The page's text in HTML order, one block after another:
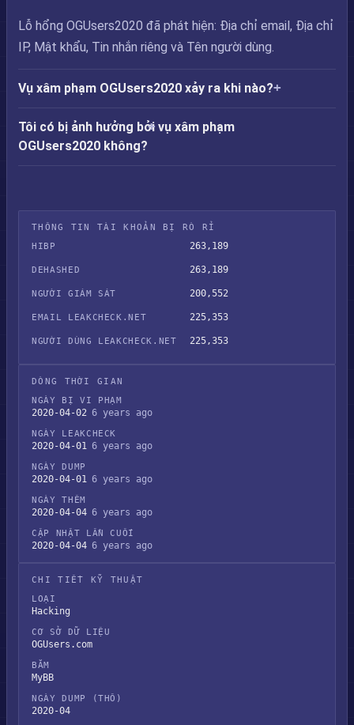
Lỗ hổng OGUsers2020 đã phát hiện: Địa chỉ email, Địa chỉ
IP, Mật khẩu, Tin nhắn riêng và Tên người dùng.
Vụ xâm phạm OGUsers2020 xảy ra khi nào?
Tôi có bị ảnh hưởng bởi vụ xâm phạm
OGUsers2020 không?
THÔNG TIN TÀI KHOẢN BỊ RÒ RỈ
HIBP
263,189
DEHASHED 263,189
NGƯỜI GIÁM SÁT 200,552
EMAIL LEAKCHECK.NET 225,353
NGƯỜI DÙNG LEAKCHECK.NET 225,353
DÒNG THỜI GIAN
NGÀY BỊ VI PHẠM
2020-04-02 6 years ago
NGÀY LEAKCHECK
2020-04-01 6 years ago
NGÀY DUMP
2020-04-01 6 years ago
NGÀY THÊM
2020-04-04 6 years ago
CẬP NHẬT LẦN CUỐI
2020-04-04 6 years ago
CHI TIẾT KỸ THUẬT
LOẠI
Hacking
CƠ SỞ DỮ LIỆU
OGUsers.com
BĂM
MyBB
NGÀY DUMP (THÔ)
2020-04